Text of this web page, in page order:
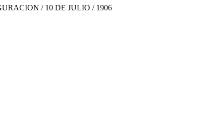
/ 10 DE JULIO / 1906